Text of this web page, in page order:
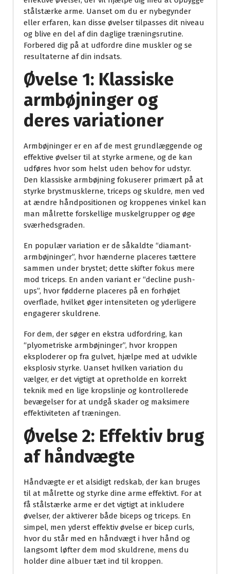
stålstærke arme. Uanset om du er nybegynder
eller erfaren, kan disse øvelser tilpasses dit niveau
og blive en del af din daglige træningsrutine.
Forbered dig på at udfordre dine muskler og se
resultaterne af din indsats.
Øvelse 1: Klassiske
armbøjninger og
deres variationer
Armbøjninger er en af de mest grundlæggende og
effektive øvelser til at styrke armene, og de kan
udføres hvor som helst uden behov for udstyr.
Den klassiske armbøjning fokuserer primært på at
styrke brystmusklerne, triceps og skuldre, men ved
at ændre håndpositionen og kroppenes vinkel kan
man målrette forskellige muskelgrupper og øge
sværhedsgraden.
En populær variation er de såkaldte “diamant-
armbøjninger”, hvor hænderne placeres tættere
sammen under brystet; dette skifter fokus mere
mod triceps. En anden variant er “decline push-
ups”, hvor fødderne placeres på en forhøjet
overflade, hvilket øger intensiteten og yderligere
engagerer skuldrene.
For dem, der søger en ekstra udfordring, kan
“plyometriske armbøjninger”, hvor kroppen
eksploderer op fra gulvet, hjælpe med at udvikle
eksplosiv styrke. Uanset hvilken variation du
vælger, er det vigtigt at opretholde en korrekt
teknik med en lige kropslinje og kontrollerede
bevægelser for at undgå skader og maksimere
effektiviteten af træningen.
Øvelse 2: Effektiv brug
af håndvægte
Håndvægte er et alsidigt redskab, der kan bruges
til at målrette og styrke dine arme effektivt. For at
få stålstærke arme er det vigtigt at inkludere
øvelser, der aktiverer både biceps og triceps. En
simpel, men yderst effektiv øvelse er bicep curls,
hvor du står med en håndvægt i hver hånd og
langsomt løfter dem mod skuldrene, mens du
holder dine albuer tæt ind til kroppen.